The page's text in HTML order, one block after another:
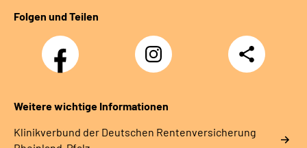
Folgen und Teilen
Facebook
Instagram
DRV
Nachwuchskräfte
Teilen
Weitere wichtige Informationen
Klinikverbund der Deutschen Rentenversicherung